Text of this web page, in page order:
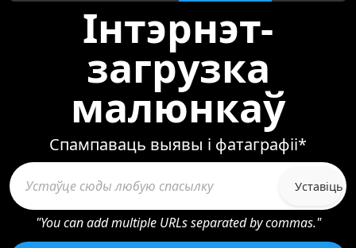
Інтэрнэт-
загрузка
малюнкаў
Спампаваць выявы і фатаграфіі*
Уставіць
"You can add multiple URLs separated by commas."